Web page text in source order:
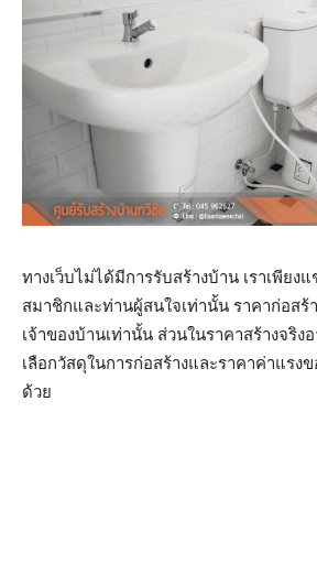
ทางเว็บไม่ได้มีการรับสร้างบ้าน เราเพียง
สมาชิกและท่านผู้สนใจเท่านั้น ราคาก่อสร้
เจ้าของบ้านเท่านั้น ส่วนในราคาสร้างจริง
เลือกวัสดุในการก่อสร้างและราคาค่าแรง
ด้วย